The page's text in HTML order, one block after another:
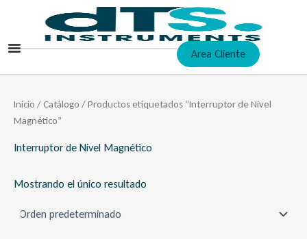
contenido
Area Cliente
Inicio /Catálogo / Productos etiquetados “Interruptor de Nivel
Magnético”
Interruptor de Nivel Magnético
Mostrando el único resultado